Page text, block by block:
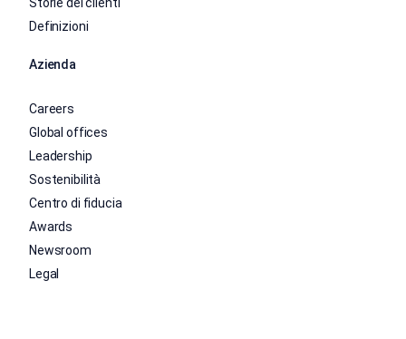
Definizioni
Azienda
Careers
Global offices
Leadership
Sostenibilità
Centro di fiducia
Awards
Newsroom
Legal